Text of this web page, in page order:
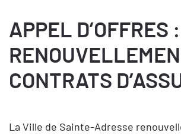
APPEL D’OFFRES :
CONTRATS
La Ville de Sainte-Adresse